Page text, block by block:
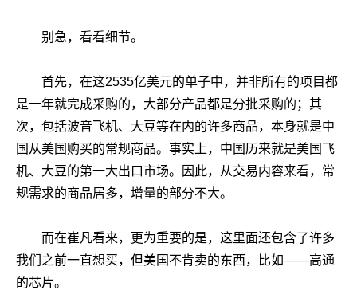
别急，看看细节。
首先，在这2535亿美元的单子中，并非所有的项目都
是一年就完成采购的，大部分产品都是分批采购的；其
次，包括波音飞机、大豆等在内的许多商品，本身就是中
国从美国购买的常规商品。事实上，中国历来就是美国飞
机、大豆的第一大出口市场。因此，从交易内容来看，常
规需求的商品居多，增量的部分不大。
而在崔凡看来，更为重要的是，这里面还包含了许多
我们之前一直想买，但美国不肯卖的东西，比如――高通
的芯片。